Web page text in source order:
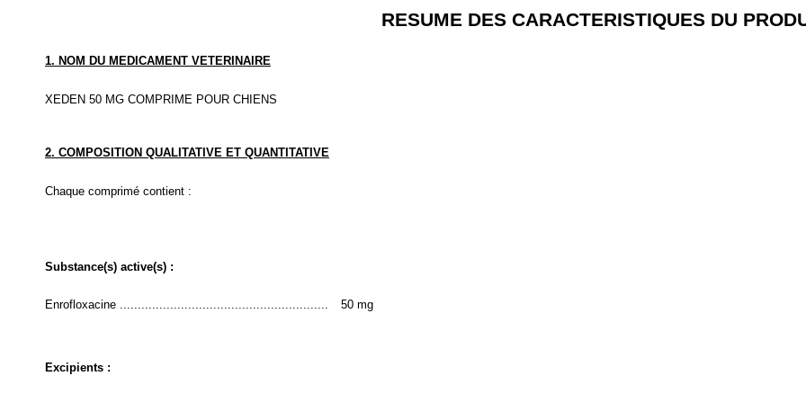
RESUME DES CARACTERISTIQUES DU
1. NOM DU MEDICAMENT VETERINAIRE
XEDEN 50 MG COMPRIME POUR CHIENS
2. COMPOSITION QUALITATIVE ET QUANTITATIVE
Chaque comprimé contient :
Substance(s) active(s) :
Enrofloxacine .......................................................... 50 mg
Excipients :